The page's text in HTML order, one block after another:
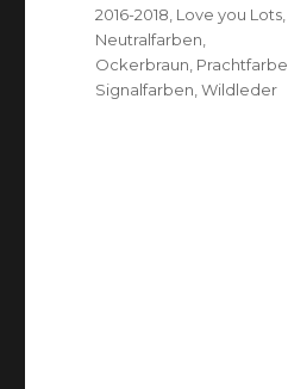
2016-2018, Love you Lots,
Neutralfarben,
Ockerbraun,
Signalfarben,Wildleder